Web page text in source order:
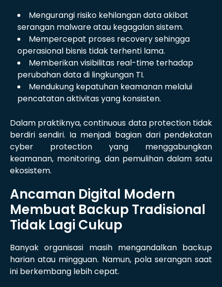
Mengurangi risiko kehilangan data akibat
serangan malware atau kegagalan sistem.
Mempercepat proses recovery sehingga
operasional bisnis tidak terhenti lama.
Memberikan visibilitas real-time terhadap
perubahan data di lingkungan TI.
Mendukung kepatuhan keamanan melalui
pencatatan aktivitas yang konsisten.
Dalam praktiknya, continuous data protection tidak
berdiri sendiri. Ia menjadi bagian dari pendekatan
cyber protection yang menggabungkan
keamanan, monitoring, dan pemulihan dalam satu
ekosistem.
Ancaman Digital Modern
Membuat Backup Tradisional
Tidak Lagi Cukup
Banyak organisasi masih mengandalkan backup
harian atau mingguan. Namun, pola serangan saat
ini berkembang lebih cepat.